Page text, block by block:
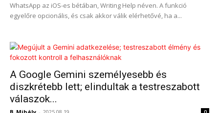
WhatsApp az iOS-es bétában, Writing Help néven. A funkció
egyelőre opcionális, és csak akkor válik elérhetővé, ha a...
A Google Gemini személyesebb és
diszkrétebb lett; elindultak a testreszabott
válaszok...